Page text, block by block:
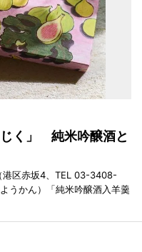
く」 純米吟醸酒と
港区赤坂4、TEL 03-3408-
うかん）「純米吟醸酒入羊羹